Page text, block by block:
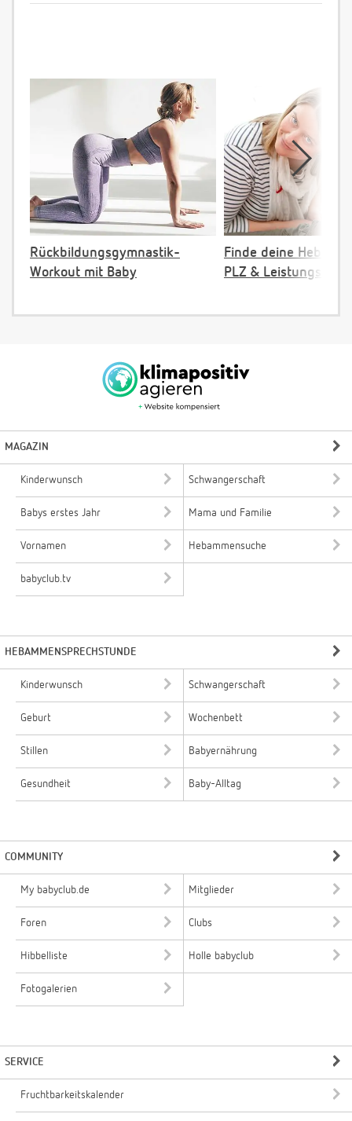
Rückbildungsgymnastik-
Workout mit Baby
Finde deine
PLZ &
MAGAZIN
Kinderwunsch Schwangerschaft
Babys erstes Jahr Mama und Familie
Vornamen Hebammensuche
babyclub.tv
HEBAMMENSPRECHSTUNDE
Kinderwunsch Schwangerschaft
Geburt Wochenbett
Stillen Babyernährung
Gesundheit Baby-Alltag
COMMUNITY
My babyclub.de Mitglieder
Foren Clubs
Hibbelliste Holle babyclub
Fotogalerien
SERVICE
Fruchtbarkeitskalender